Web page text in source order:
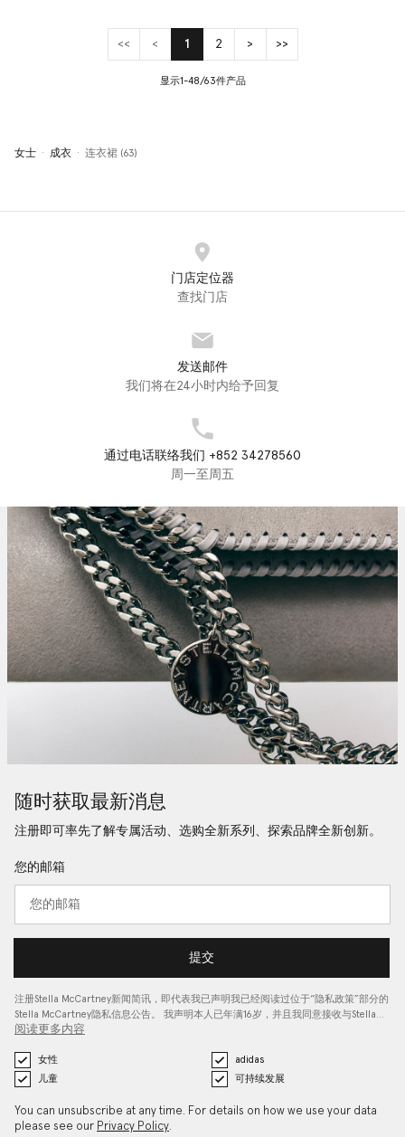
<< < 1(current)
2 > >>
显示1-48/63件产品
女士 成衣 连衣裙 (63)
门店定位器
查找门店
发送邮件
我们将在24小时内给予回复
通过电话联络我们 +852 34278560
周一至周五
随时获取最新消息
注册即可率先了解专属活动、选购全新系列、探索品牌全新创新。
您的邮箱
提交
注册Stella McCartney新闻简讯，即代表我已声明我已经阅读过位于“隐私政策”部分的
Stella McCartney隐私信息公告。 我声明本人已年满16岁，并且我同意接收与Stella…
阅读更多内容
女性
adidas
儿童
可持续发展
You can unsubscribe at any time. For details on how we use your data
please see our Privacy Policy.